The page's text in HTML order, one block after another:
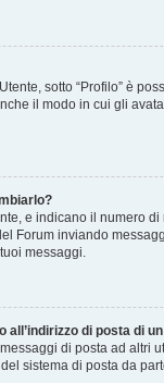
sotto “Profilo” è
il modo in cui gli
e indicano il numero
Forum inviando
messaggi.
all’indirizzo di posta di
di posta ad altri
sistema di posta da